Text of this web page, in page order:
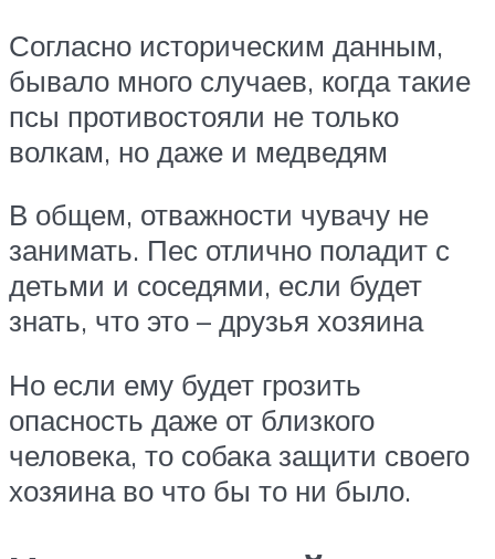
Согласно историческим данным,
бывало много случаев, когда такие
псы противостояли не только
волкам, но даже и медведям
В общем, отважности чувачу не
занимать. Пес отлично поладит с
детьми и соседями, если будет
знать, что это – друзья хозяина
Но если ему будет грозить
опасность даже от близкого
человека, то собака защити своего
хозяина во что бы то ни было.